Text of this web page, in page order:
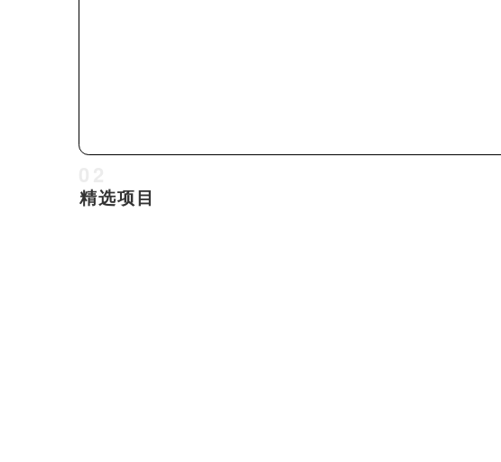
精选项目